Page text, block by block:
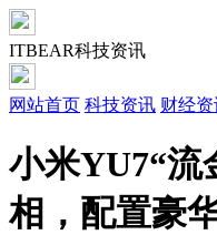
ITBEAR科技资讯
网站首页 科技资讯 财经
小米YU7“流
相，配置豪